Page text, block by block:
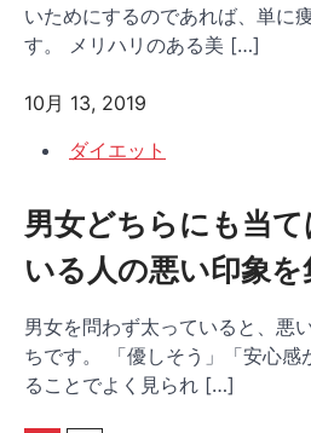
いためにするのであれば、単に
す。 メリハリのある美 […]
10月 13, 2019
ダイエット
男女どちらにも当
いる人の悪い印象
男女を問わず太っていると、悪
ちです。 「優しそう」「安心感
ることでよく見られ […]